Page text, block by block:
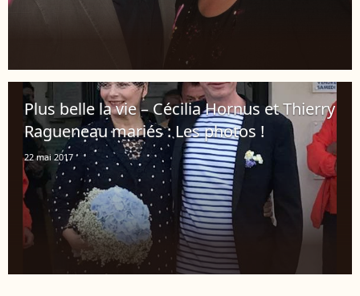
Plus belle la vie – Cécilia Hornus et Thierry
Ragueneau mariés : Les photos !
22 mai 2017